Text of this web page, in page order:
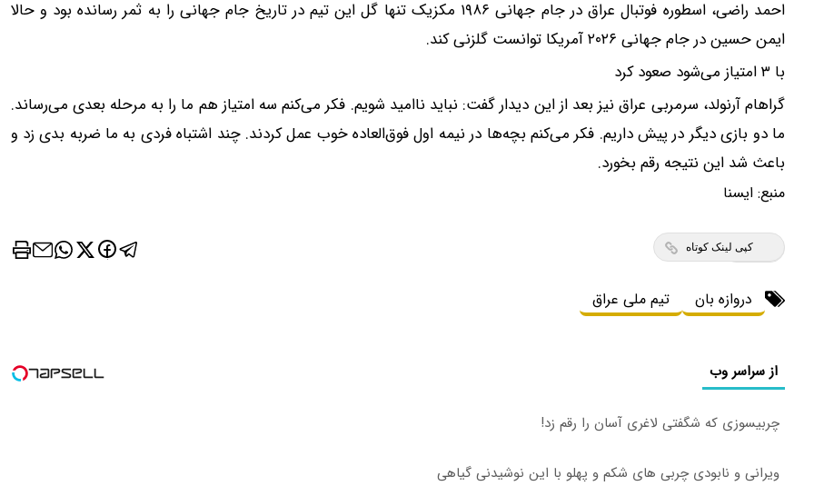
احمد راضی، اسطوره فوتبال عراق در جام جهانی ۱۹۸۶ مکزیک تنها گل این تیم در تاریخ جام جهانی را به ثمر رسانده بود و حالا
ایمن حسین در جام جهانی ۲۰۲۶ آمریکا توانست گلزنی کند.
با ۳ امتیاز می‌شود صعود کرد
گراهام آرنولد، سرمربی عراق نیز بعد از این دیدار گفت: نباید ناامید شویم. فکر می‌کنم سه امتیاز هم ما را به مرحله بعدی می‌رساند.
ما دو بازی دیگر در پیش داریم. فکر می‌کنم بچه‌ها در نیمه اول فوق‌العاده خوب عمل کردند. چند اشتباه فردی به ما ضربه بدی زد و
باعث شد این نتیجه رقم بخورد.
منبع: ايسنا
کپی لینک کوتاه
دروازه بان تیم ملی عراق
از سراسر وب
چربیسوزی که شگفتی لاغری آسان را رقم زد!
ویرانی و نابودی چربی های شکم و پهلو با این نوشیدنی گیاهی